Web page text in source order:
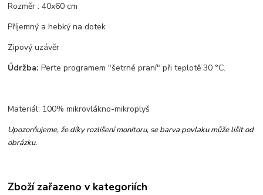
Rozměr : 40x60 cm
Příjemný a hebký na dotek
Zipový uzávěr
Údržba: Perte programem "šetrné praní" při teplotě 30 °C.
Materiál: 100% mikrovlákno-mikroplyš
Upozorňujeme, že díky rozlišení monitoru, se barva povlaku může lišit od
obrázku.
Zboží zařazeno v kategoriích